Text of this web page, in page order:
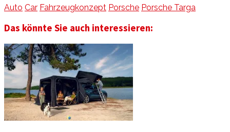
Auto Car Fahrzeugkonzept Porsche Porsche Targa
Das könnte Sie auch interessieren: